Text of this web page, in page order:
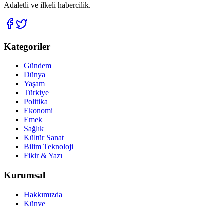
Adaletli ve ilkeli habercilik.
Kategoriler
Gündem
Dünya
Yaşam
Türkiye
Politika
Ekonomi
Emek
Sağlık
Kültür Sanat
Bilim Teknoloji
Fikir & Yazı
Kurumsal
Hakkımızda
Künye